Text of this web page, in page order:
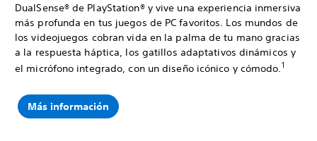
DualSense® de PlayStation® y vive una experiencia inmersiva
más profunda en tus juegos de PC favoritos. Los mundos de
los videojuegos cobran vida en la palma de tu mano gracias
a la respuesta háptica, los gatillos adaptativos dinámicos y
el micrófono integrado, con un diseño icónico y cómodo. 1
Más información